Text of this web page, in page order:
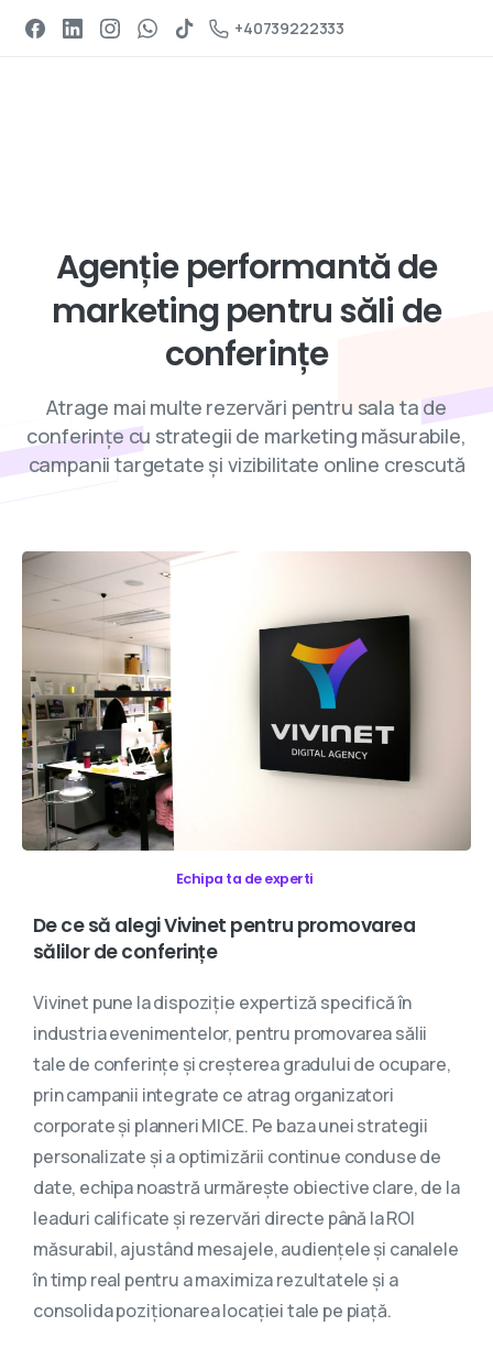
+40739222333
Agenție performantăde
marketingpentrusăli de
conferințe
Atrage mai multe rezervări pentru sala ta de
conferințe cu strategii de marketing măsurabile,
campanii targetate și vizibilitate online crescută
Echipa ta de experti
Decesă alegiVivinet pentru promovarea
sălilordeconferințe
Vivinet pune la dispoziție expertiză specifică în
industria evenimentelor, pentru promovarea sălii
tale de conferințe și creșterea gradului de ocupare,
prin campanii integrate ce atrag organizatori
corporate și planneri MICE. Pe baza unei strategii
personalizate și a optimizării continue conduse de
date, echipa noastră urmărește obiective clare, de la
leaduri calificate și rezervări directe până la ROI
măsurabil, ajustând mesajele, audiențele și canalele
în timp real pentru a maximiza rezultatele și a
consolida poziționarea locației tale pe piață.